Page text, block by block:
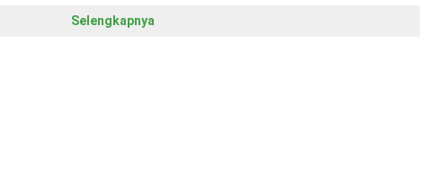
Selengkapnya